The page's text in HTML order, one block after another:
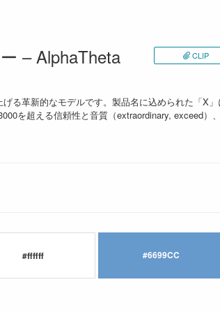
– AlphaTheta
る革新的なモデルです。製品名に込められた「X」
を超える信頼性と音質（extraordinary, exceed）
CLIP
#ffffff #6699CC